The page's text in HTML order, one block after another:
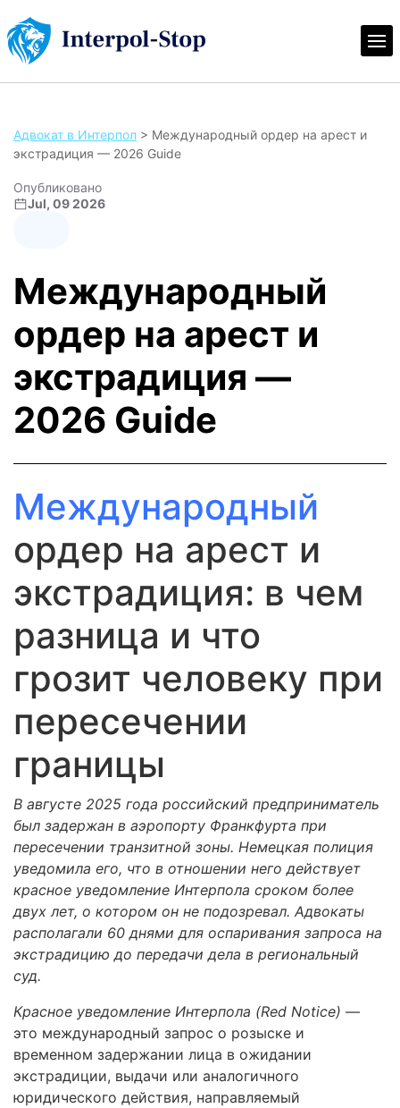
Адвокат в Интерпол > Международный ордер на арест и
экстрадиция — 2026 Guide
Опубликовано
Jul, 09 2026
Международный
ордер на арест и
экстрадиция —
2026 Guide
Международный
ордер на арест и
экстрадиция: в чем
разница и что
грозит человеку при
пересечении
границы
В августе 2025 года российский предприниматель
был задержан в аэропорту Франкфурта при
пересечении транзитной зоны. Немецкая полиция
уведомила его, что в отношении него действует
красное уведомление Интерпола сроком более
двух лет, о котором он не подозревал. Адвокаты
располагали 60 днями для оспаривания запроса на
экстрадицию до передачи дела в региональный
суд.
Красное уведомление Интерпола (Red Notice) —
это международный запрос о розыске и
временном задержании лица в ожидании
экстрадиции, выдачи или аналогичного
юридического действия, направляемый